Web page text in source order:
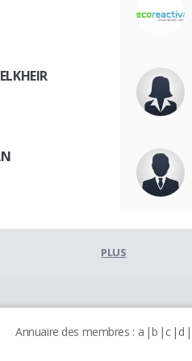
PLUS
Annuaire des membres : a b c d